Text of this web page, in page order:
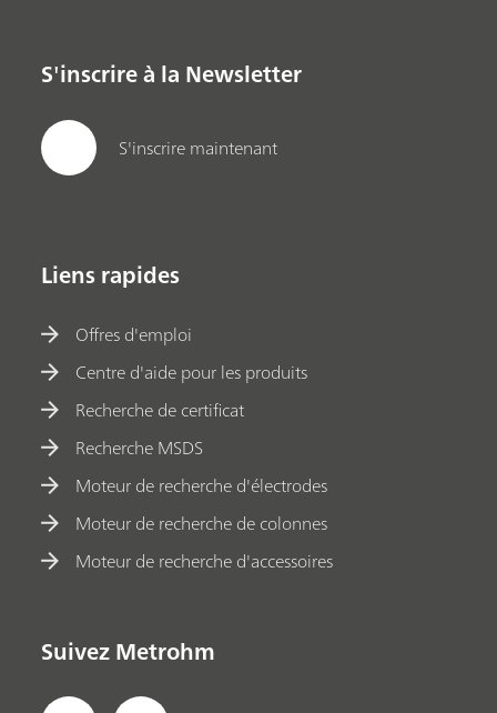
S'inscrire à la Newsletter
S'inscrire maintenant
Liens rapides
Offres d'emploi
Centre d'aide pour les produits
Recherche de certificat
Recherche MSDS
Moteur de recherche d'électrodes
Moteur de recherche de colonnes
Moteur de recherche d'accessoires
Suivez Metrohm